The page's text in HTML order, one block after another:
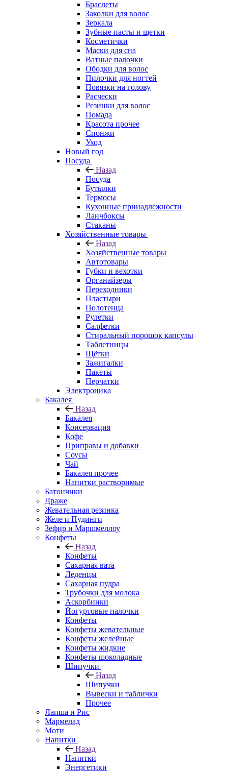
Браслеты
Заколки для волос
Зеркала
Зубные пасты и щетки
Косметички
Маски для сна
Ватные палочки
Ободки для волос
Пилочки для ногтей
Повязки на голову
Расчески
Резинки для волос
Помада
Красота прочее
Спонжи
Уход
Новый год
Посуда
Назад
Посуда
Бутылки
Термосы
Кухонные принадлежности
Ланчбоксы
Стаканы
Хозяйственные товары
Назад
Хозяйственные товары
Автотовары
Губки и вехотки
Органайзеры
Переходники
Пластыри
Полотенца
Рулетки
Салфетки
Стиральный порошок капсулы
Таблетницы
Щётки
Зажигалки
Пакеты
Перчатки
Электроника
Бакалея
Назад
Бакалея
Консервация
Кофе
Приправы и добавки
Соусы
Чай
Бакалея прочее
Напитки растворимые
Батончики
Драже
Жевательная резинка
Желе и Пудинги
Зефир и Маршмеллоу
Конфеты
Назад
Конфеты
Сахарная вата
Леденцы
Сахарная пудра
Трубочки для молока
Аскорбинки
Йогуртовые палочки
Конфеты
Конфеты жевательные
Конфеты желейные
Конфеты жидкие
Конфеты шоколадные
Шипучки
Назад
Шипучки
Вывески и таблички
Прочее
Лапша и Рис
Мармелад
Моти
Напитки
Назад
Напитки
Энергетики